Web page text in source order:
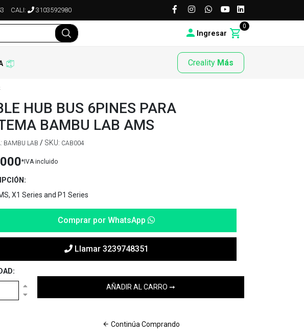
CALI: 3103592980
Ingresar
0
Creality Más
HUB BUS 6PINES PARA
BAMBU LAB AMS
BAMBU LAB / SKU: CAB004
*IVA incluido
X1 Series and P1 Series
Comprar por WhatsApp
Llamar 3239748351
Continúa Comprando